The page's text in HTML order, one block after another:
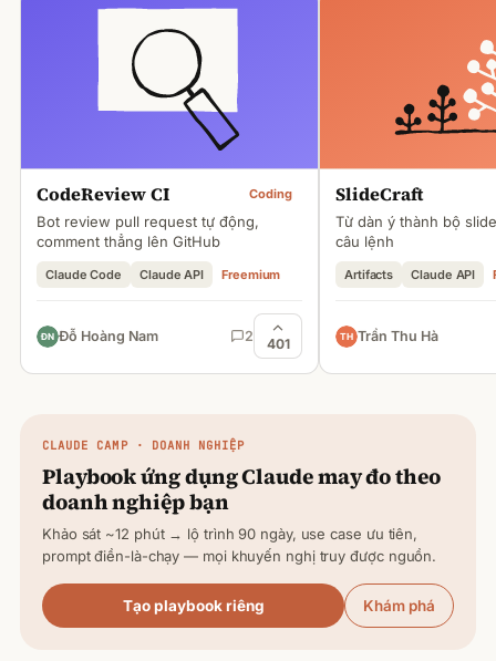
CodeReview CI Coding
Bot review pull request tự động,
comment thẳng lên GitHub
Claude Code Claude API Freemium
Đỗ Hoàng Nam 2 401
SlideCraft
Từ dàn ý thành bộ
câu lệnh
Artifacts Claude API
Trần Thu Hà
CLAUDE CAMP · DOANH NGHIỆP
Playbook ứng dụngClaudemay đo theo
doanh nghiệp bạn
Khảo sát ~12 phút → lộ trình 90 ngày, use case ưu tiên,
prompt điền-là-chạy — mọi khuyến nghị truy được nguồn.
Tạo playbook riêng Khám phá